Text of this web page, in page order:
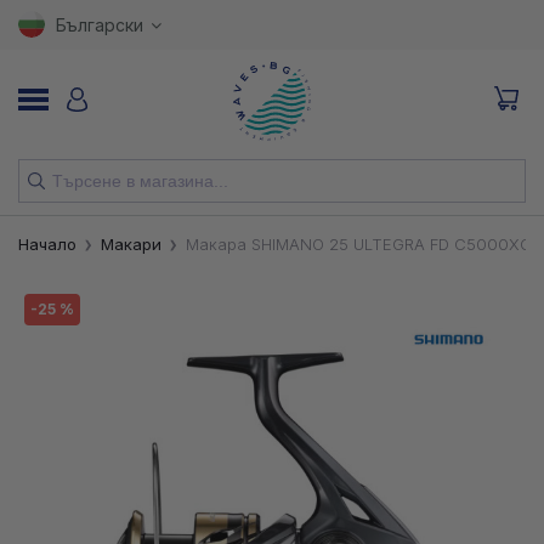
Български
НОВИ
ВЪДИЦИ
Начало Макари Макара SHIMANO 25 ULTEGRA FD C5000XG
-25 %